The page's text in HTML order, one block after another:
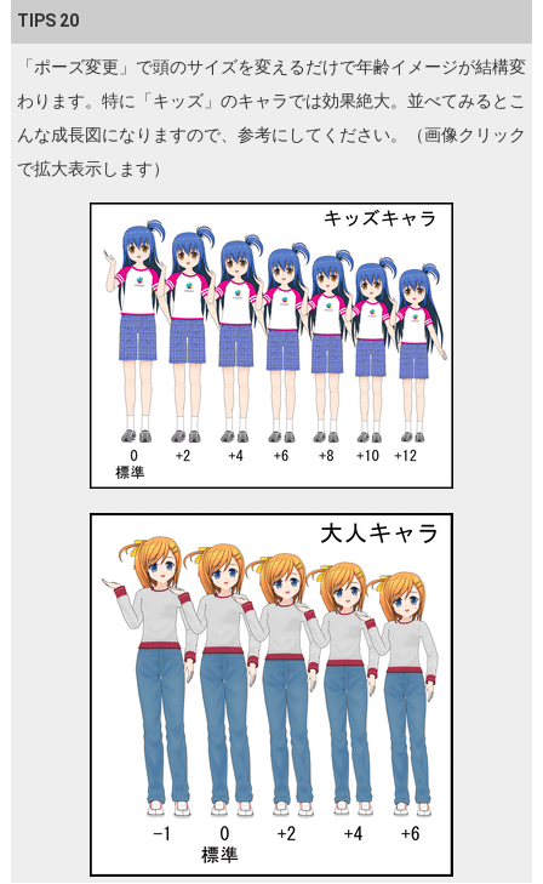
TIPS 20
「ポーズ変更」で頭のサイズを変えるだけで年齢イメージが結構変
わります。特に「キッズ」のキャラでは効果絶大。並べてみるとこ
んな成長図になりますので、参考にしてください。（画像クリック
で拡大表示します）